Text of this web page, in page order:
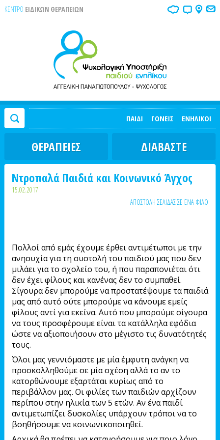
ΚΕΝΤΡΟ ΕΙΔΙΚΩΝ ΘΕΡΑΠΕΙΩΝ
ΠΑΙΔΙ ΓΟΝΕΙΣ ΕΝΗΛΙΚΟΙ
ΘΕΡΑΠΕΙΕΣ ΔΙΑΒΑΣΤΕ
Ντροπαλά Παιδιά και Κοινωνικό Άγχος
15.02.2017
ΑΠΟΣΤΟΛΗ ΣΕΛΙΔΑΣ ΣΕ ΕΝΑ ΦΙΛΟ
Πολλοί από εμάς έχουμε έρθει αντιμέτωποι με την
ανησυχία για τη συστολή του παιδιού μας που δεν
μιλάει για το σχολείο του, ή που παραπονιέται ότι
δεν έχει φίλους και κανένας δεν το συμπαθεί.
Σίγουρα δεν μπορούμε να προστατέψουμε τα παιδιά
μας από αυτό ούτε μπορούμε να κάνουμε εμείς
φίλους αντί για εκείνα. Αυτό που μπορούμε σίγουρα
να τους προσφέρουμε είναι τα κατάλληλα εφόδια
ώστε να αξιοποιήσουν στο μέγιστο τις δυνατότητές
τους.
Όλοι μας γεννιόμαστε με μία έμφυτη ανάγκη να
προσκολληθούμε σε μία σχέση αλλά το αν το
κατορθώνουμε εξαρτάται κυρίως από το
περιβάλλον μας. Οι φιλίες των παιδιών αρχίζουν
περίπου στην ηλικία των 5 ετών. Αν ένα παιδί
αντιμετωπίζει δυσκολίες υπάρχουν τρόποι να το
βοηθήσουμε να κοινωνικοποιηθεί.